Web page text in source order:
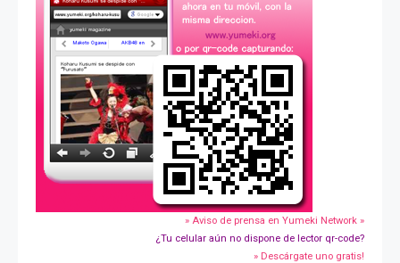
» Aviso de prensa en Yumeki Network »
¿Tu celular aún no dispone de lector qr-code?
» Descárgate uno gratis!